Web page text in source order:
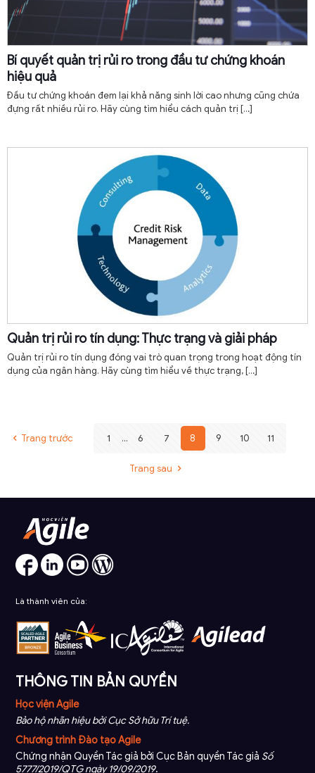
Bí quyết quản trị rủi ro trong đầu tư chứng khoán
hiệu quả
Đầu tư chứng khoán đem lại khả năng sinh lời cao nhưng cũng chứa
đựng rất nhiều rủi ro. Hãy cùng tìm hiểu cách quản trị[…]
Quản trị rủi ro tín dụng: Thực trạng và giải pháp
Quản trị rủi ro tín dụng đóng vai trò quan trọng trong hoạt động tín
dụng của ngân hàng. Hãy cùng tìm hiểu về thực trạng,[…]
Trang trước 1 ... 6 7 8 9 10 11
Trang sau
Là thành viên của:
THÔNG TIN BẢN QUYỀN
Học viện Agile
Bảo hộ nhãn hiệu bởi Cục Sở hữu Trí tuệ.
Chương trình Đào tạo Agile
Chứng nhận Quyền Tác giả bởi Cục Bản quyền Tác giả Số
5777/2019/QTG ngày 19/09/2019.